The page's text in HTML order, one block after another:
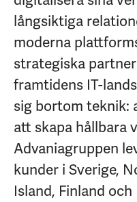
långsiktiga
moderna
strategiska
framtidens IT-
sig bortom teknik:
att skapa hållbara
Advaniagruppen
kunder i Sverige,
Island, Finland